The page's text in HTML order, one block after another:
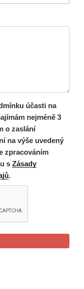
účasti na
nejméně 3
o zaslání
na výše uvedený
zpracováním
sZásady
.